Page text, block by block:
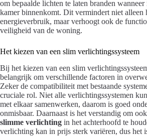
om bepaalde lichten te laten branden wanneer
kamer binnenkomt. Dit vermindert niet alleen
energieverbruik, maar verhoogt ook de
veiligheid van de woning.
Het kiezen van een slim verlichtingssysteem
Bij het kiezen van een slim
belangrijk om verschillende factoren in
Zeker de compatibiliteit met bestaande
cruciale rol. Niet alle verlichtingssystemen
met elkaar samenwerken, daarom is goed
onmisbaar. Daarnaast is het verstandig om
slimme verlichting in het achterhoofd te
verlichting kan in prijs sterk variëren, dus het